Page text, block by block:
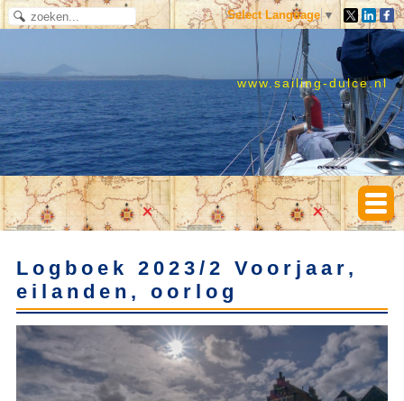
Select Language ▼
www.sailing-dulce.nl
Logboek 2023/2 Voorjaar,
eilanden, oorlog